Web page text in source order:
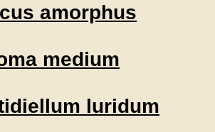
amorphus
medium
luridum